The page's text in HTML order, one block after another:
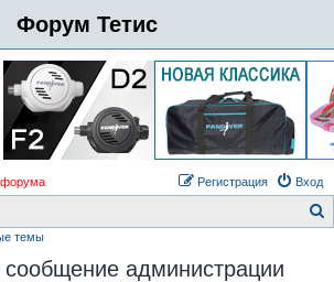
Форум Тетис
Вход
Регистрация
темы
сообщение администрации